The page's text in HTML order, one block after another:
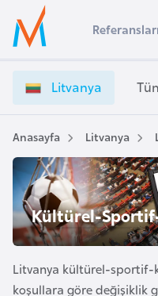
Ülke Seçimi
Başvuru yapmak istediğiniz
Üye
Girişi
i
v
a
n
y
a
V
i
z
e
İ
ş
Litvanya
Anasayfa Litvanya
Kültürel-
Litvanya kültürel-sportif-
koşullara göre değişiklik
s
t
r
a
A
v
u
t